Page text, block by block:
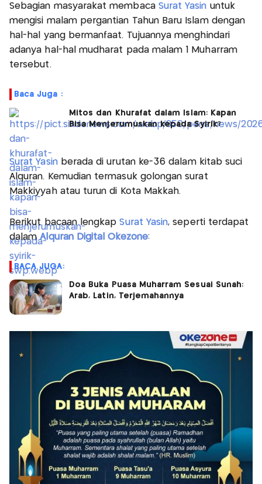
Sebagian masyarakat membaca Surat Yasin untuk
mengisi malam pergantian Tahun Baru Islam dengan
hal-hal yang bermanfaat. Tujuannya menghindari
adanya hal-hal mudharat pada malam 1 Muharram
tersebut.
Baca Juga :
Mitos dan Khurafat dalam Islam: Kapan
Bisa Menjerumuskan kepada Syirik?
Surat Yasinberada di urutan ke-36 dalam kitab suci
Alquran. Kemudian termasuk golongan surat
Makkiyyah atau turun di Kota Makkah.
Berikut bacaan lengkapSurat Yasin, seperti terdapat
dalamAlquran Digital Okezone:
BACA JUGA:
Doa Buka Puasa Muharram Sesuai Sunah:
Arab, Latin, Terjemahannya